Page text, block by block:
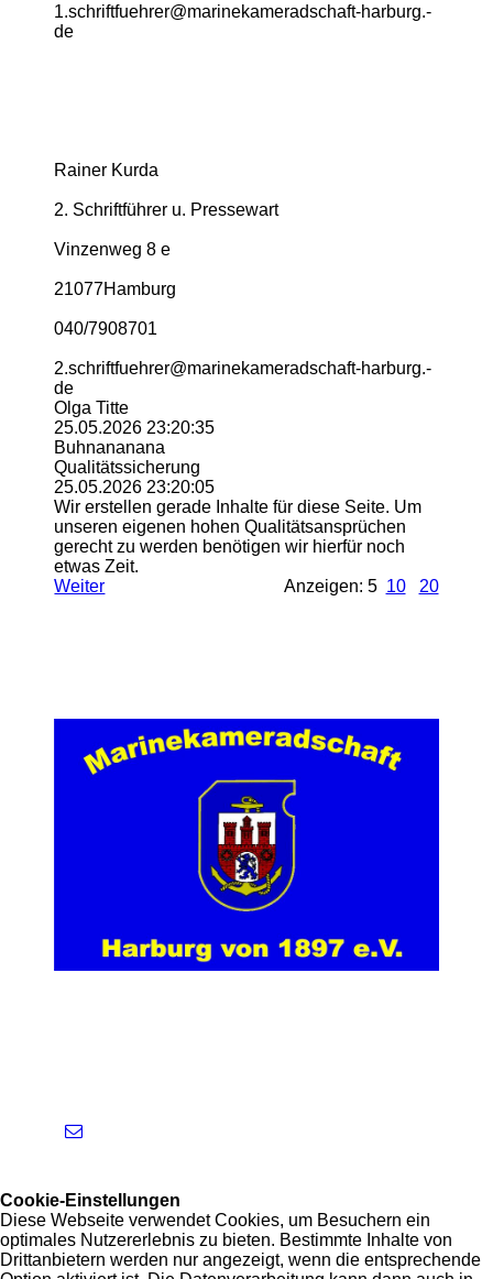
1.­schriftfuehrer@­marinekameradschaft-­harburg.­
de
Rainer Kurda
2. Schriftführer u. Pressewart
Vinzenweg 8 e
21077Hamburg
040/7908701
2.­schriftfuehrer@­marinekameradschaft-­harburg.­
de
Olga Titte
25.05.2026 23:20:35
Buhnananana
Qualitätssicherung
25.05.2026 23:20:05
Wir erstellen gerade Inhalte für diese Seite. Um
unseren eigenen hohen Qualitätsansprüchen
gerecht zu werden benötigen wir hierfür noch
etwas Zeit.
Weiter
Anzeigen: 5 10 20
Cookie-Einstellungen
Diese Webseite verwendet Cookies, um Besuchern ein
optimales Nutzererlebnis zu bieten. Bestimmte Inhalte von
Drittanbietern werden nur angezeigt, wenn die entsprechende